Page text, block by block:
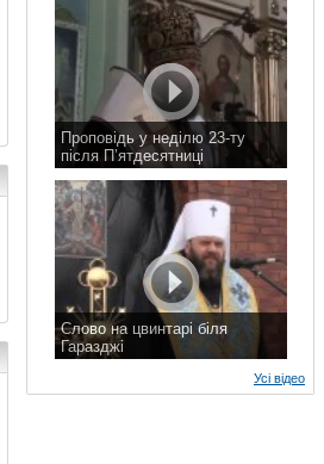
Проповідь у неділю 23-ту
після П’ятдесятниці
Слово на цвинтарі біля
Гаразджі
Усі відео